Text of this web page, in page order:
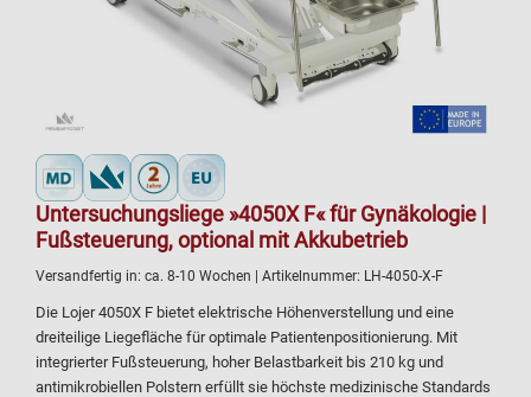
Untersuchungsliege »4050X F« für Gynäkologie |
Fußsteuerung, optional mit Akkubetrieb
Versandfertig in: ca. 8-10 Wochen | Artikelnummer: LH-4050-X-F
Die Lojer 4050X F bietet elektrische Höhenverstellung und eine
dreiteilige Liegefläche für optimale Patientenpositionierung. Mit
integrierter Fußsteuerung, hoher Belastbarkeit bis 210 kg und
antimikrobiellen Polstern erfüllt sie höchste medizinische Standards